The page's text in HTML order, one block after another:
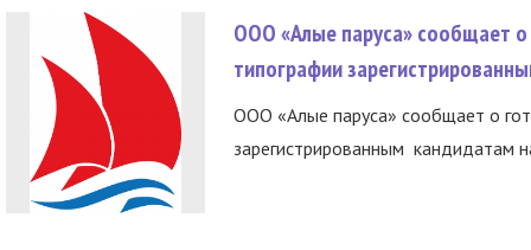
ООО «Алые паруса» сообщает о
типографии
ООО «Алые паруса» сообщает о
зарегистрированным кандидатам